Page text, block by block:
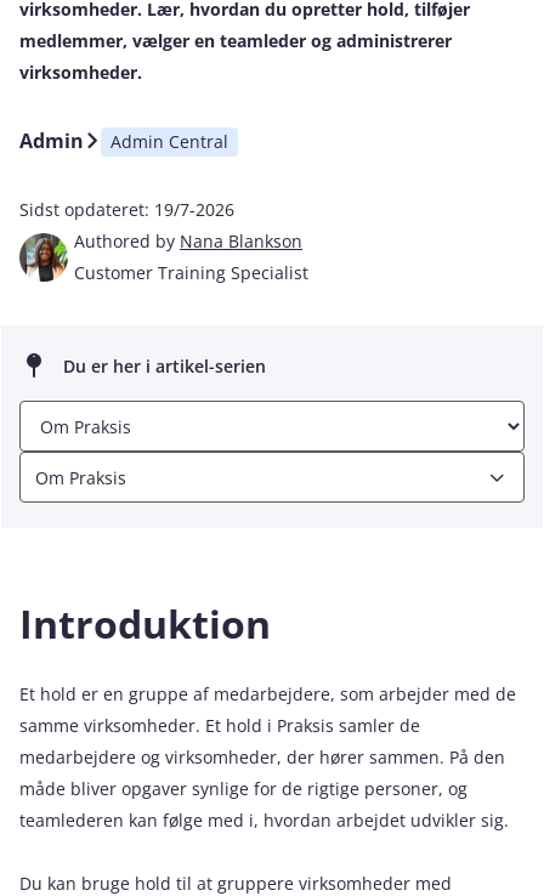
virksomheder. Lær, hvordan du opretter hold, tilføjer
medlemmer, vælger en teamleder og administrerer
virksomheder.
Admin Admin Central
Sidst opdateret: 19/7-2026
Authored by Nana Blankson
Customer Training Specialist
Du er her i artikel-serien
Om Praksis
Introduktion
Et hold er en gruppe af medarbejdere, som arbejder med de
samme virksomheder. Et hold i Praksis samler de
medarbejdere og virksomheder, der hører sammen. På den
måde bliver opgaver synlige for de rigtige personer, og
teamlederen kan følge med i, hvordan arbejdet udvikler sig.
Du kan bruge hold til at gruppere virksomheder med